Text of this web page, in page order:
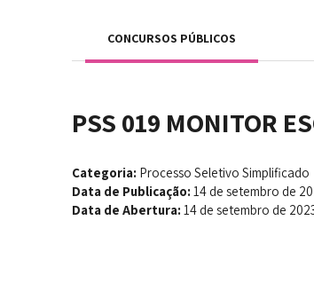
CONCURSOS PÚBLICOS
PSS 019 MONITOR
Categoria: Processo Seletivo Simplificado
Data de Publicação: 14 de setembro de
Data de Abertura: 14 de setembro de